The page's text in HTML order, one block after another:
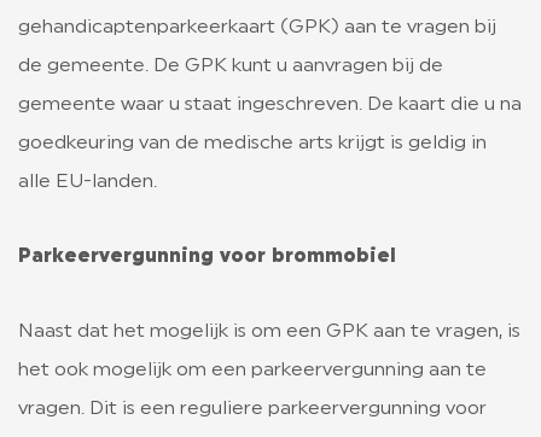
gehandicaptenparkeerkaart (GPK) aan te vragen bij
de gemeente. De GPK kunt u aanvragen bij de
gemeente waar u staat ingeschreven. De kaart die u na
goedkeuring van de medische arts krijgt is geldig in
alle EU-landen.
Parkeervergunning voor brommobiel
Naast dat het mogelijk is om een GPK aan te vragen, is
het ook mogelijk om een parkeervergunning aan te
vragen. Dit is een reguliere parkeervergunning voor